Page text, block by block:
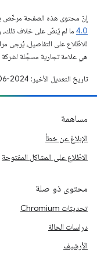
إنّ محتوى هذه الصفحة
4.0‏ ما لم يُنصّ على خلاف
للاطّلاع على التفاصيل، يُرجى
هي علامة تجارية مسجَّلة لشركة Oracle و/أو شركائها التابعين.
تاريخ التعديل الأخير: 2024-06-24 (حسب التوقيت العالمي المتفَّق عليه)
مساهمة
الإبلاغ عن خطأ
الاطّلاع على المشاكل المفتوحة
محتوى ذو صلة
تحديثات Chromium
دراسات الحالة
الأرشيف